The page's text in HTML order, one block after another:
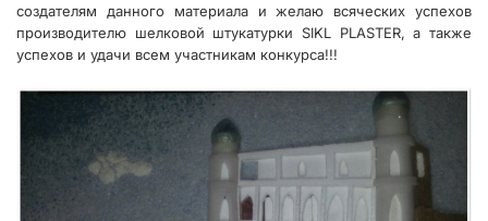
создателям данного материала и желаю всяческих успехов
производителю шелковой штукатурки SIKL PLASTER, а также
успехов и удачи всем участникам конкурса!!!